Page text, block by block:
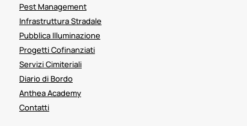
Pest Management
Infrastruttura Stradale
Pubblica Illuminazione
Progetti Cofinanziati
Servizi Cimiteriali
Diario di Bordo
Anthea Academy
Contatti